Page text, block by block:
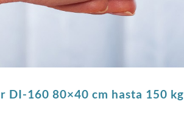
DI-160 80×40 cm hasta 150 kg